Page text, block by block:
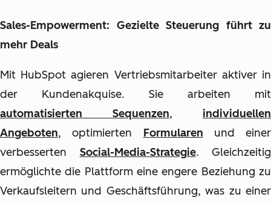
Sales-Empowerment: Gezielte Steuerung führt zu
mehr Deals
Mit HubSpot agieren Vertriebsmitarbeiter aktiver in
der Kundenakquise. Sie arbeiten mit
automatisierten Sequenzen, individuellen
Angeboten, optimierten Formularen und einer
verbesserten Social-Media-Strategie. Gleichzeitig
ermöglichte die Plattform eine engere Beziehung zu
Verkaufsleitern und Geschäftsführung, was zu einer